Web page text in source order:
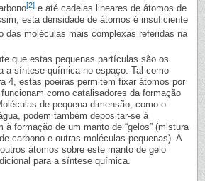
[2] e até cadeias lineares de átomos de
esta densidade de átomos é insuficiente
das moléculas mais complexas referidas na
que estas pequenas partículas são os
a síntese química no espaço. Tal como
4, estas poeiras permitem fixar átomos por
como catalisadores da formação
de pequena dimensão, como o
podem também depositar-se à
à formação de um manto de “gelos” (mistura
carbono e outras moléculas pequenas). A
átomos sobre este manto de gelo
para a síntese química.